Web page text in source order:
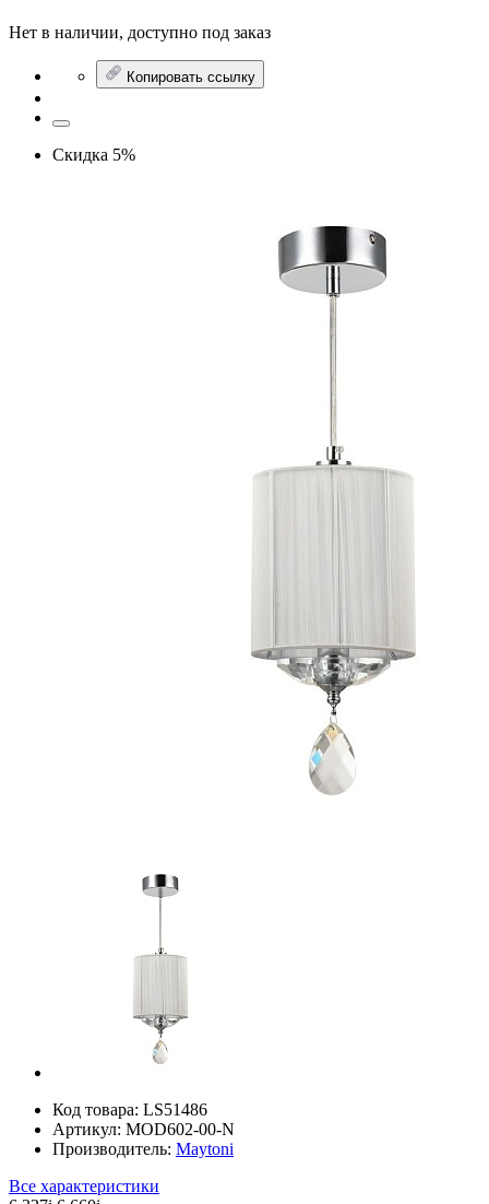
Нет в наличии, доступно под заказ
Копировать ссылку
Скидка 5%
Код товара: LS51486
Артикул: MOD602-00-N
Производитель: Maytoni
Все характеристики